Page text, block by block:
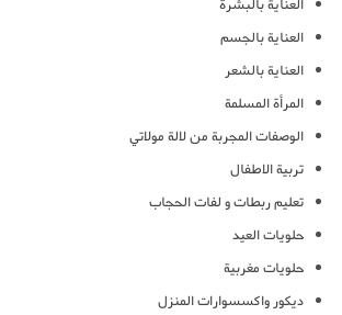
العناية بالبشرة
العناية بالجسم
العناية بالشعر
المرأة المسلمة
الوصفات المجربة من لالة مولاتي
تربية الاطفال
تعليم ربطات و لفات الحجاب
حلويات العيد
حلويات مغربية
ديكور واكسسوارات المنزل